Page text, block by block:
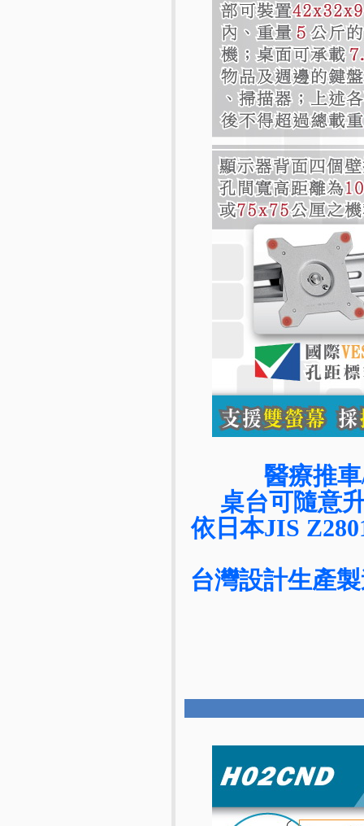
醫療推
桌台可隨意
依日本JIS
台灣設計生產